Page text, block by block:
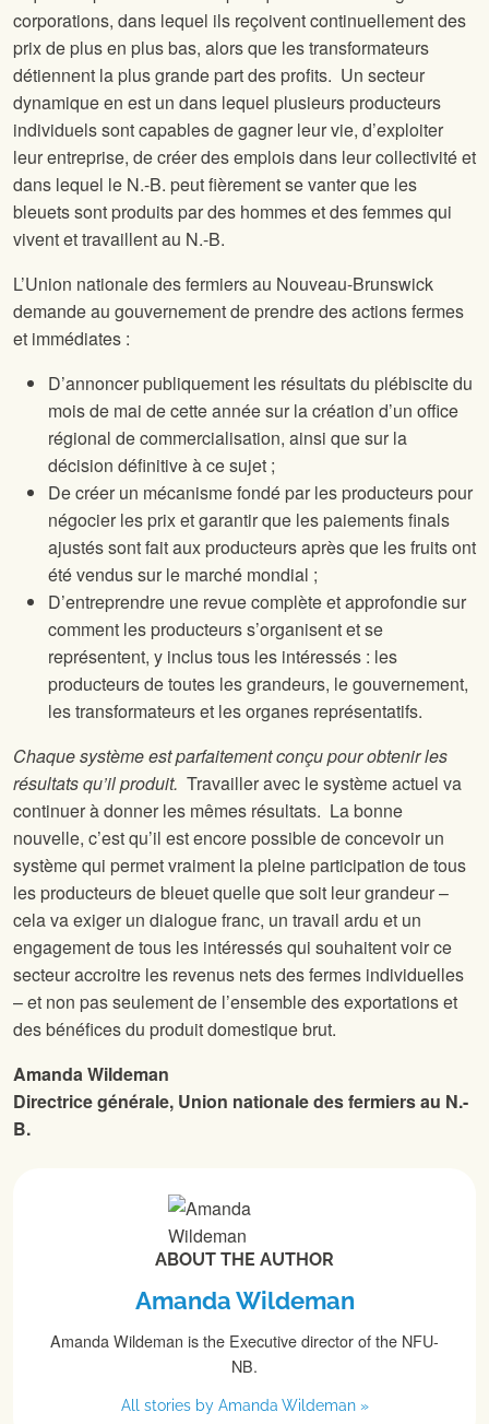
corporations, dans lequel ils reçoivent continuellement des
prix de plus en plus bas, alors que les transformateurs
détiennent la plus grande part des profits. Un secteur
dynamique en est un dans lequel plusieurs producteurs
individuels sont capables de gagner leur vie, d’exploiter
leur entreprise, de créer des emplois dans leur collectivité et
dans lequel le N.-B. peut fièrement se vanter que les
bleuets sont produits par des hommes et des femmes qui
vivent et travaillent au N.-B.
L’Union nationale des fermiers au Nouveau-Brunswick
demande au gouvernement de prendre des actions fermes
et immédiates :
D’annoncer publiquement les résultats du plébiscite du
mois de mai de cette année sur la création d’un office
régional de commercialisation, ainsi que sur la
décision définitive à ce sujet ;
De créer un mécanisme fondé par les producteurs pour
négocier les prix et garantir que les paiements finals
ajustés sont fait aux producteurs après que les fruits ont
été vendus sur le marché mondial ;
D’entreprendre une revue complète et approfondie sur
comment les producteurs s’organisent et se
représentent, y inclus tous les intéressés : les
producteurs de toutes les grandeurs, le gouvernement,
les transformateurs et les organes représentatifs.
Chaque système est parfaitement conçu pour obtenir les
résultats qu’il produit. Travailler avec le système actuel va
continuer à donner les mêmes résultats. La bonne
nouvelle, c’est qu’il est encore possible de concevoir un
système qui permet vraiment la pleine participation de tous
les producteurs de bleuet quelle que soit leur grandeur –
cela va exiger un dialogue franc, un travail ardu et un
engagement de tous les intéressés qui souhaitent voir ce
secteur accroitre les revenus nets des fermes individuelles
– et non pas seulement de l’ensemble des exportations et
des bénéfices du produit domestique brut.
Amanda Wildeman
Directrice générale, Union nationale des fermiers au N.-
B.
ABOUT THE AUTHOR
Amanda Wildeman
Amanda Wildeman is the Executive director of the NFU-
NB.
All stories by Amanda Wildeman »